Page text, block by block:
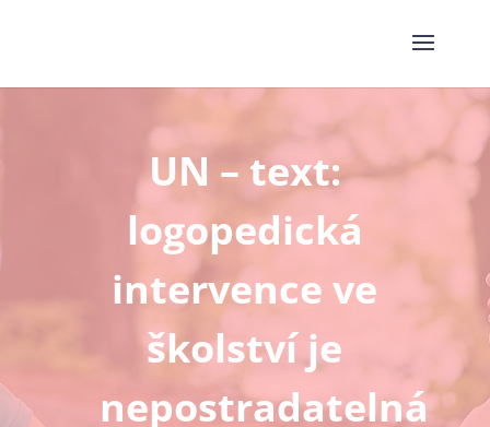
UN – text:
logopedická
intervence ve
školství je
nepostradatelná